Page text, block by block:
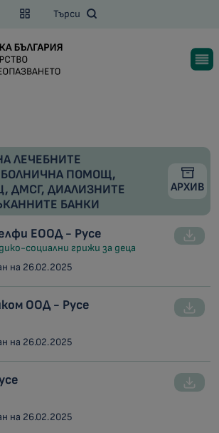
Търси
ЛЕЧЕБНИТЕ
БОЛНИЧНА ПОМОЩ,
ДМСГ, ДИАЛИЗНИТЕ
БАНКИ
АРХИВ
ЕООД - Русе
социални грижи за деца
на 26.02.2025
ООД - Русе
на 26.02.2025
на 26.02.2025